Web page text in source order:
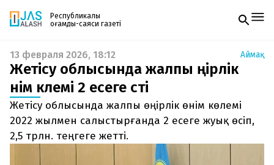
Республикалық
қоғамдық-саяси газеті
Жаңалықтар
Спорт
Live
Руханият
Аймақ
Архив
Заң және тәртіп
Газетке жазылу
PDF форматтағы газетті ай сайын электронды
поштаңызға алып отырыңыз. Жаңа нөмір
шыққан сәтте сізге бірден жіберіледі. Тек email
енгізіңіз, біз қалғанын өзіміз жібереміз.
13 февраля 2026, 18:12 Аймақ
Жетісу облысында жалпы өңірлік
өнім көлемі 2 есеге өсті
Жетісу облысында жалпы өңірлік өнім көлемі
2022 жылмен салыстырғанда 2 есеге жуық өсіп,
2,5 трлн. теңгеге жетті.